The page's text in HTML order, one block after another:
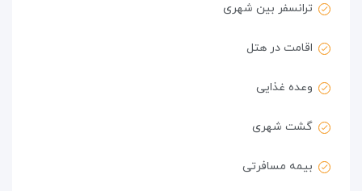
ترانسفر بین شهری
اقامت در هتل
وعده غذایی
گشت شهری
بیمه مسافرتی